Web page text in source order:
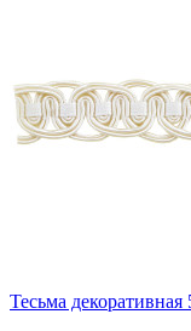
Тесьма